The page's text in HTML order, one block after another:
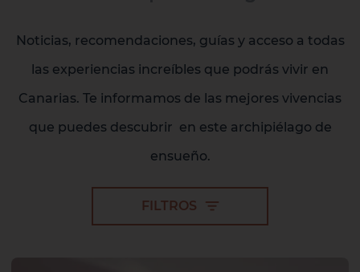
Noticias, recomendaciones, guías y acceso a todas
las experiencias increíbles que podrás vivir en
Canarias. Te informamos de las mejores vivencias
que puedes descubrir en este archipiélago de
ensueño.
FILTROS